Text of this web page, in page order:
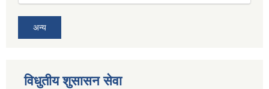
अन्य
विधुतीय शुसासन सेवा